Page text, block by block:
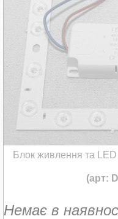
Блок живлення та LED
(арт:
Немає в